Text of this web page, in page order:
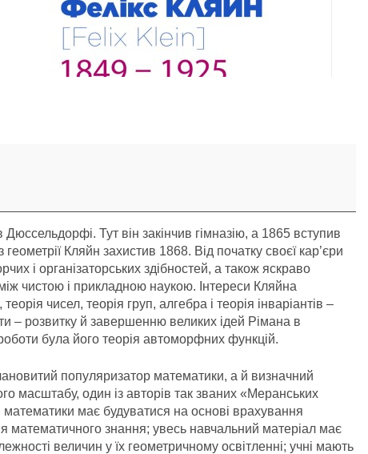
Тут він закінчив гімназію, а 1865 вступив
Кляйн захистив 1868. Від початку своєї кар’єри
і організаторських здібностей, а також яскраво
чистою і прикладною наукою. Інтереси Кляйна
чисел, теорія груп, алгебра і теорія інваріантів –
– розвитку й завершенню великих ідей Рімана в
була його теорія автоморфних функцій.
популяризатор математики, а й визначний
масштабу, один із авторів так званих «Меранських
має будуватися на основі врахування
математичного знання; увесь навчальний матеріал має
величин у їх геометричному освітленні; учні мають